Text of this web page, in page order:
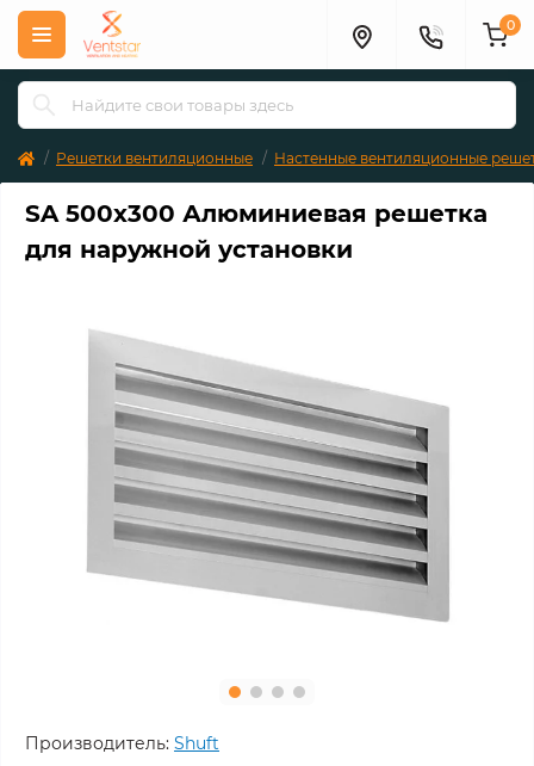
0
Решетки вентиляционные Настенные вентиляционные
SA 500x300 Алюминиевая решетка
для наружной установки
Производитель: Shuft